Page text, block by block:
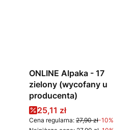
ONLINE Alpaka - 17
zielony (wycofany u
producenta)
Cena promocyjna
25,11 zł
Cena regularna: 27,90 zł-10%